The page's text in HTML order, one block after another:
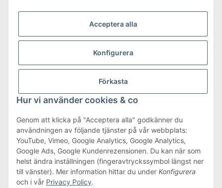
Acceptera alla
Konfigurera
Förkasta
Hur vi använder cookies & co
Genom att klicka på "Acceptera alla" godkänner du
användningen av följande tjänster på vår webbplats:
YouTube, Vimeo, Google Analytics, Google Analytics,
Google Ads, Google Kundenrezensionen. Du kan när som
helst ändra inställningen (fingeravtryckssymbol längst ner
till vänster). Mer information hittar du under Konfigurera
och i vår Privacy Policy.
more about Shipping & Returns
Terms & Conditions
#global.withdrawalForm#